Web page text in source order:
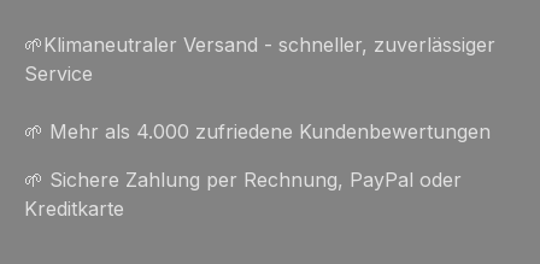
🌱Klimaneutraler Versand - schneller, zuverlässiger
Service
🌱 Mehr als 4.000 zufriedene Kundenbewertungen
🌱 Sichere Zahlung per Rechnung, PayPal oder
Kreditkarte